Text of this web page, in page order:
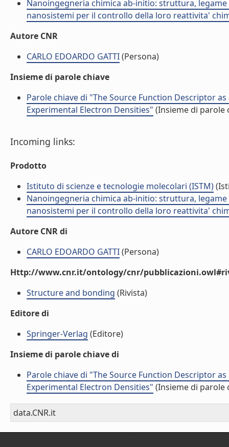
Nanoingegneria chimica ab-initio: struttura,
nanosistemi per il controllo della loro reattivita'
Autore CNR
CARLO EDOARDO GATTI(Persona)
Insieme di parole chiave
Parole chiave di "The Source Function Descriptor
Experimental Electron Densities" (Insieme di parole
Incoming links:
Prodotto
Istituto di scienze e tecnologie molecolari (ISTM)
Nanoingegneria chimica ab-initio: struttura,
nanosistemi per il controllo della loro reattivita'
Autore CNR di
CARLO EDOARDO GATTI(Persona)
Http://www.cnr.it/ontology/cnr/
Structure and bonding (Rivista)
Editore di
Springer-Verlag (Editore)
Insieme di parole chiave di
Parole chiave di "The Source Function Descriptor
Experimental Electron Densities" (Insieme di parole
data.CNR.it